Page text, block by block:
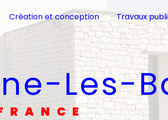
Création et conception Travaux
Les-